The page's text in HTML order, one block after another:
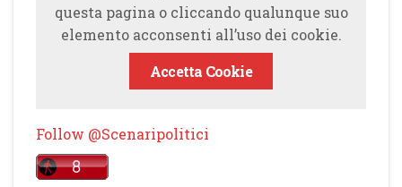
questa pagina o cliccando qualunque suo
elemento acconsenti all’uso dei cookie.
Accetta Cookie
Follow @Scenaripolitici